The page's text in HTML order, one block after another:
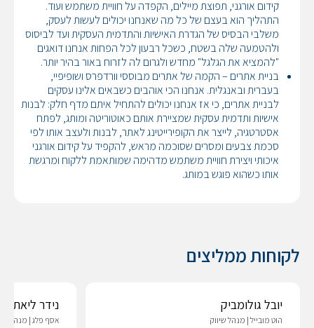
קידום אורגני, תפוצת מיילים, הקפדה על חוויית משתמש ועוד.
התהליך הוא בעצם של כל מה שאנחנו יכולים לעשות לעסק,
משלבי הבסיס של הגדרת האישיות והתדמית העסקית ועד לביסוס
ולהטמעה שלה בשטח, כשכל רבעון לכל הפחות אנחנו דואגים
"להמציא את הגלגל" מחדש ולגרום לה לזרוח באור בהיר יותר.
בניית אתרים – הקמה של אתרים מבוססי וורדפרס ושופיפיי,
בעברית ובאנגלית. אנחנו הכי אוהבים כשבאים אלינו עסקים
לבניית אתרים, כי אז אנחנו יכולים להתחיל איתם מדף חלק: לבנות
אישיות ותדמית עסקית שמציירת אותם כאוטוריטה ומותג, לפתח
אסטרטגיה, לייצר את הקופירייטינג לאתר, לבנות ולעצב אותו לפי
סכמת צבעים ומסרים שסוכמה מראש, להקפיד על קידום אורגני
איכותי ויצירת חוויית משתמש מדהימה שמותאמת ללקוח ומרגשת
אותו כשהוא פוגש במותג.
לקוחות ממליצים
יובל גולומביק
הוט מובייל | מנהל שיווק
נידר ליאת
אסף פלג | מנהלת